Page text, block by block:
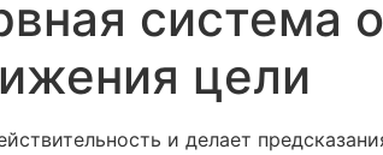
система
цели
и делает